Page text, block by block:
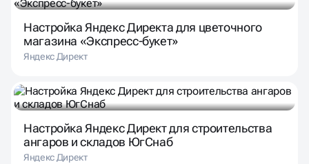
Настройка Яндекс Директа для цветочного
магазина «Экспресс-букет»
Яндекс Директ
Настройка Яндекс Директ для строительства
ангаров и складов ЮгСнаб
Яндекс Директ